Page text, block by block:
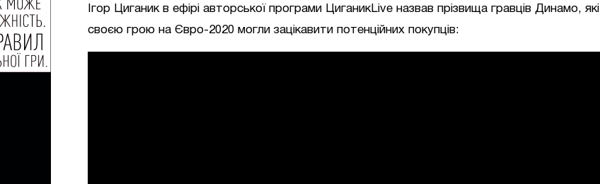
Ігор Циганик в ефірі авторської програми ЦиганикLive назвав прізвища гравців Динамо, які
своєю грою на Євро-2020 могли зацікавити потенційних покупців: